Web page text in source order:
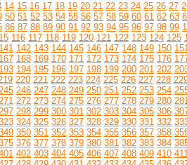
14 15 16 17 18 19 20 21 22 23 24 25 26 27
50 51 52 53 54 55 56 57 58 59 60 61 62 63
86 87 88 89 90 91 92 93 94 95 96 97 98 99
116 117 118 119 120 121 122 123 124 125
141 142 143 144 145 146 147 148 149 150
167 168 169 170 171 172 173 174 175 176
193 194 195 196 197 198 199 200 201 202
220 221 222 223 224 225 226 227 228
246 247 248 249 250 251 252 253 254
272 273 274 275 276 277 278 279 280
298 299 300 301 302 303 304 305 306
324 325 326 327 328 329 330 331 332
350 351 352 353 354 355 356 357 358
376 377 378 379 380 381 382 383 384
402 403 404 405 406 407 408 409 410